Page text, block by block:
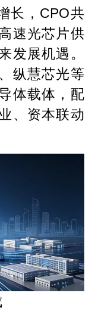
长，CPO共
速光芯片供
发展机遇。
纵慧芯光等
体载体，配
、资本联动